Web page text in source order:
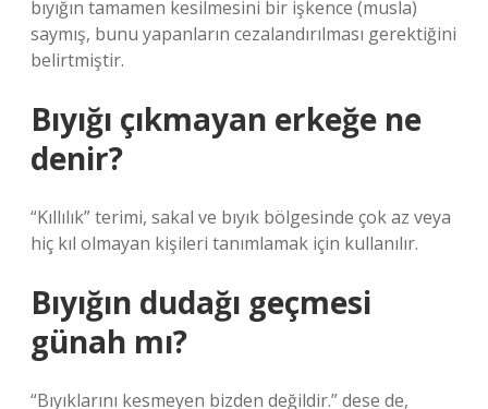
bıyığın tamamen kesilmesini bir işkence (musla)
saymış, bunu yapanların cezalandırılması gerektiğini
belirtmiştir.
Bıyığı çıkmayan erkeğe ne
denir?
“Kıllılık” terimi, sakal ve bıyık bölgesinde çok az veya
hiç kıl olmayan kişileri tanımlamak için kullanılır.
Bıyığın dudağı geçmesi
günah mı?
“Bıyıklarını kesmeyen bizden değildir.” dese de,